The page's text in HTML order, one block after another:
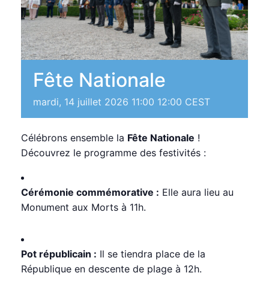
Fête Nationale
mardi, 14 juillet 2026 11:00 12:00 CEST
Célébrons ensemble la Fête Nationale !
Découvrez le programme des festivités :
Cérémonie commémorative : Elle aura lieu au
Monument aux Morts à 11h.
Pot républicain : Il se tiendra place de la
République en descente de plage à 12h.